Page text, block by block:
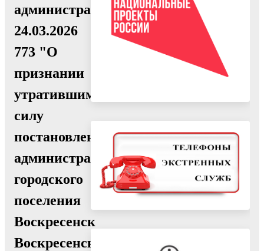
администрации
24.03.2026
773 "О
признании
утратившим
силу
постановления
администрации
городского
поселения
Воскресенск
Воскресенского